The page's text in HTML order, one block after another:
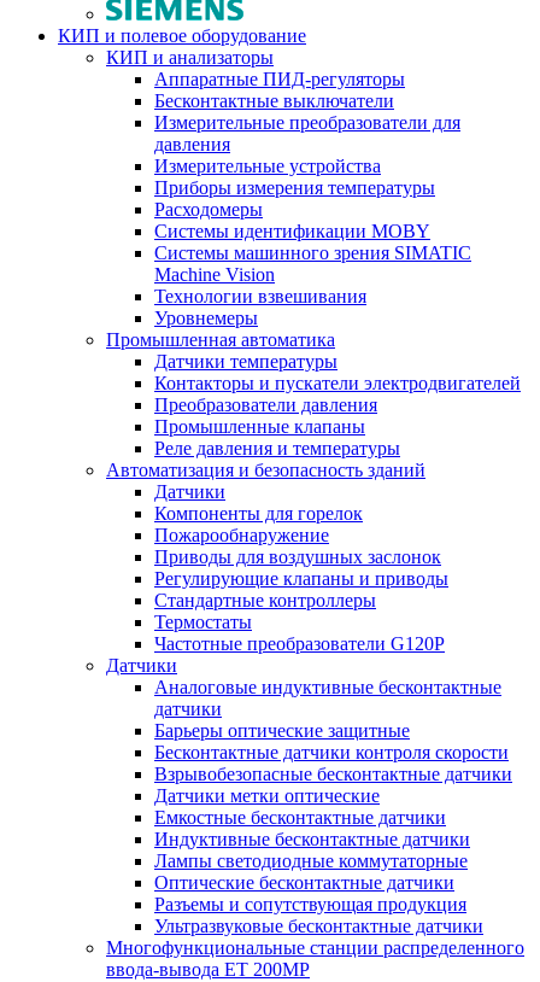
КИП и полевое оборудование
КИП и анализаторы
Аппаратные ПИД-регуляторы
Бесконтактные выключатели
Измерительные преобразователи для
давления
Измерительные устройства
Приборы измерения температуры
Расходомеры
Системы идентификации MOBY
Системы машинного зрения SIMATIC
Machine Vision
Технологии взвешивания
Уровнемеры
Промышленная автоматика
Датчики температуры
Контакторы и пускатели электродвигателей
Преобразователи давления
Промышленные клапаны
Реле давления и температуры
Автоматизация и безопасность зданий
Датчики
Компоненты для горелок
Пожарообнаружение
Приводы для воздушных заслонок
Регулирующие клапаны и приводы
Стандартные контроллеры
Термостаты
Частотные преобразователи G120P
Датчики
Аналоговые индуктивные бесконтактные
датчики
Барьеры оптические защитные
Бесконтактные датчики контроля скорости
Взрывобезопасные бесконтактные датчики
Датчики метки оптические
Емкостные бесконтактные датчики
Индуктивные бесконтактные датчики
Лампы светодиодные коммутаторные
Оптические бесконтактные датчики
Разъемы и сопутствующая продукция
Ультразвуковые бесконтактные датчики
Многофункциональные станции распределенного
ввода-вывода ET 200MP